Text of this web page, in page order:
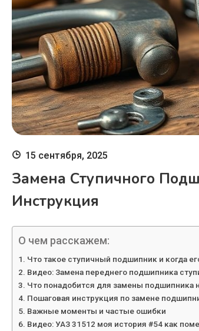
15 сентября, 2025
Замена Ступичного
Инструкция
О чем расскажем:
Что такое ступичный подшипник и когда
Видео: Замена переднего подшипника
Что понадобится для замены подшипника
Пошаговая инструкция по замене
Важные моменты и частые ошибки
Видео: УАЗ 31512 моя история #54 как